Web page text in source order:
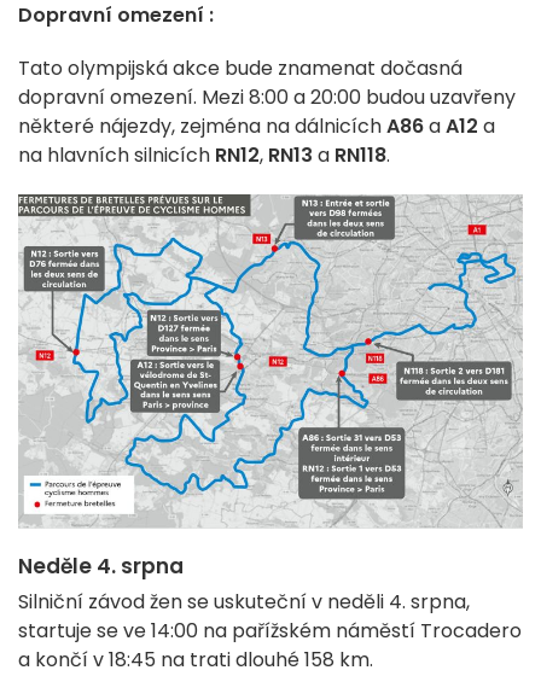
Dopravní omezení :
Tato olympijská akce bude znamenat dočasná
dopravní omezení. Mezi 8:00 a 20:00 budou uzavřeny
některé nájezdy, zejména na dálnicíchA86aA12 a
na hlavních silnicích RN12, RN13 a RN118.
Neděle 4. srpna
Silniční závod žen se uskuteční v neděli 4. srpna,
startuje se ve 14:00 na pařížském náměstí Trocadero
a končí v 18:45 na trati dlouhé 158 km.